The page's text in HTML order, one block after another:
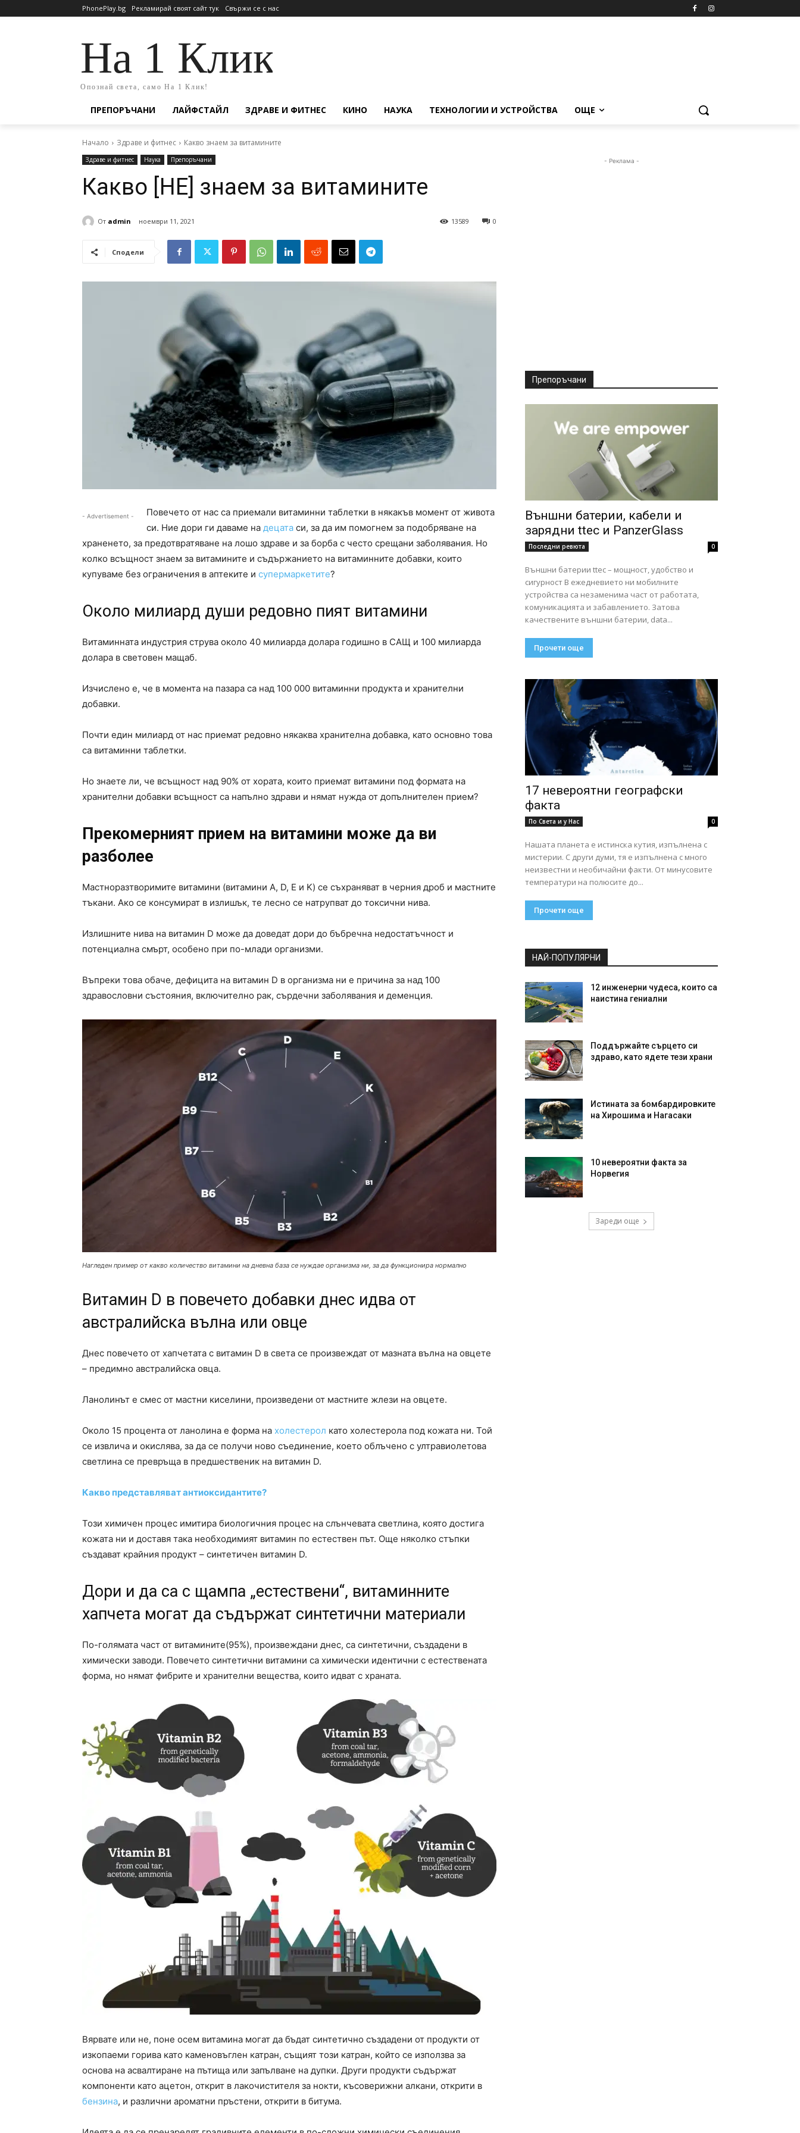
PhonePlay.bg Рекламирай своят сайт тук Свържи се с нас
На 1 Клик
Опознай света, само На 1 Клик!
ПРЕПОРЪЧАНИ ЛАЙФСТАЙЛ ЗДРАВЕ И ФИТНЕС КИНО НАУКА ТЕХНОЛОГИИ И УСТРОЙСТВА ОЩЕ
Начало Здраве и фитнес Какво знаем за витамините
Здраве и фитнес Наука Препоръчани
Какво [НЕ] знаем за витамините
От admin ноември 11, 2021 0
13589
Сподели
- Advertisement -
Повечето от нас са приемали витаминни таблетки в някакъв момент от живота
си. Ние дори ги даваме на децата си, за да им помогнем за подобряване на
храненето, за предотвратяване на лошо здраве и за борба с често срещани заболявания. Но
колко всъщност знаем за витамините и съдържанието на витаминните добавки, които
купуваме без ограничения в аптеките и супермаркетите?
Около милиард души редовно пият витамини
Витаминната индустрия струва около 40 милиарда долара годишно в САЩ и 100 милиарда
долара в световен мащаб.
Изчислено е, че в момента на пазара са над 100 000 витаминни продукта и хранителни
добавки.
Почти един милиард от нас приемат редовно някаква хранителна добавка, като основно това
са витаминни таблетки.
Но знаете ли, че всъщност над 90% от хората, които приемат витамини под формата на
хранителни добавки всъщност са напълно здрави и нямат нужда от допълнителен прием?
Прекомерният прием на витамини може да ви
разболее
Мастноразтворимите витамини (витамини A, D, E и K) се съхраняват в черния дроб и мастните
тъкани. Ако се консумират в излишък, те лесно се натрупват до токсични нива.
Излишните нива на витамин D може да доведат дори до бъбречна недостатъчност и
потенциална смърт, особено при по-млади организми.
Въпреки това обаче, дефицита на витамин D в организма ни е причина за над 100
здравословни състояния, включително рак, сърдечни заболявания и деменция.
Нагледен пример от какво количество витамини на дневна база се нуждае организма ни, за да функционира нормално
Витамин D в повечето добавки днес идва от
австралийска вълна или овце
Днес повечето от хапчетата с витамин D в света се произвеждат от мазната вълна на овцете
– предимно австралийска овца.
Ланолинът е смес от мастни киселини, произведени от мастните жлези на овцете.
Около 15 процента от ланолина е форма на холестерол като холестерола под кожата ни. Той
се извлича и окислява, за да се получи ново съединение, което облъчено с ултравиолетова
светлина се превръща в предшественик на витамин D.
Какво представляват антиоксидантите?
Този ​​химичен процес имитира биологичния процес на слънчевата светлина, която достига
кожата ни и доставя така необходимият витамин по естествен път. Още няколко стъпки
създават крайния продукт – синтетичен витамин D.
Дори и да са с щампа „естествени“, витаминните
хапчета могат да съдържат синтетични материали
По-голямата част от витамините(95%), произвеждани днес, са синтетични, създадени в
химически заводи. Повечето синтетични витамини са химически идентични с естествената
форма, но нямат фибрите и хранителни вещества, които идват с храната.
Вярвате или не, поне осем витамина могат да бъдат синтетично създадени от продукти от
изкопаеми горива като каменовъглен катран, същият този катран, който се използва за
основа на асвалтиране на пътища или запълване на дупки. Други продукти съдържат
компоненти като ацетон, открит в лакочистителя за нокти, късоверижни алкани, открити в
бензина, и различни ароматни пръстени, открити в битума.
- Реклама -
Препоръчани
Външни батерии, кабели и
зарядни ttec и PanzerGlass
Последни ревюта 0
Външни батерии ttec – мощност, удобство и
сигурност В ежедневието ни мобилните
устройства са незаменима част от работата,
комуникацията и забавлението. Затова
качествените външни батерии, data...
Прочети още
17 невероятни географски
факта
По Света и у Нас 0
Нашата планета е истинска кутия, изпълнена с
мистерии. С други думи, тя е изпълнена с много
неизвестни и необичайни факти. От минусовите
температури на полюсите до...
Прочети още
НАЙ-ПОПУЛЯРНИ
12 инженерни чудеса, които са
наистина гениални
Поддържайте сърцето си
здраво, като ядете тези храни
Истината за бомбардировките
на Хирошима и Нагасаки
10 невероятни факта за
Норвегия
Зареди още